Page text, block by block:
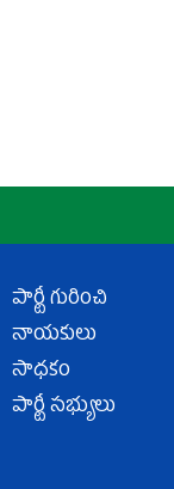
పార్టీ గురించి
నాయకులు
సాధకం
పార్టీ సభ్యులు